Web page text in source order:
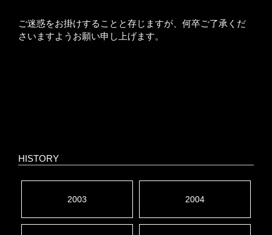
ご迷惑をお掛けすることと存じますが、何卒ご了承くだ
さいますようお願い申し上げます。
HISTORY
2003 2004